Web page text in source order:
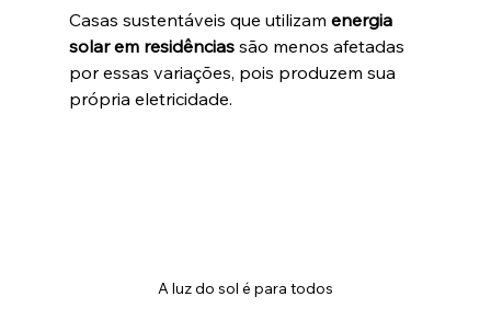
Casas sustentáveis que utilizam energia
solar em residências são menos afetadas
por essas variações, pois produzem sua
própria eletricidade.
A luz do sol é para todos